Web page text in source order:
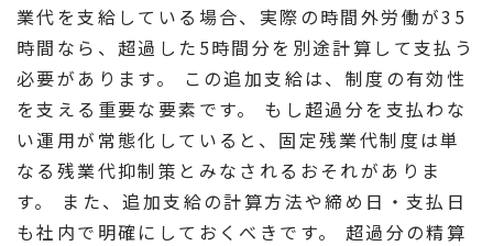
業代を支給している場合、実際の時間外労働が35
時間なら、超過した5時間分を別途計算して支払う
必要があります。 この追加支給は、制度の有効性
を支える重要な要素です。 もし超過分を支払わな
い運用が常態化していると、固定残業代制度は単
なる残業代抑制策とみなされるおそれがありま
す。 また、追加支給の計算方法や締め日・支払日
も社内で明確にしておくべきです。 超過分の精算